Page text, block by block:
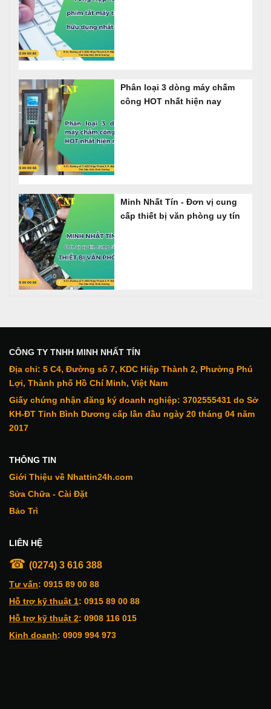
Phân loại 3 dòng máy chấm
công HOT nhất hiện nay
Minh Nhất Tín - Đơn vị cung
cấp thiết bị văn phòng uy tín
CÔNG TY TNHH MINH NHẤT TÍN
Địa chỉ: 5 C4, Đường số 7, KDC Hiệp Thành 2, Phường Phú
Lợi, Thành phố Hồ Chí Minh, Việt Nam
Giấy chứng nhận đăng ký doanh nghiệp: 3702555431 do Sở
KH-ĐT Tỉnh Bình Dương cấp lần đầu ngày 20 tháng 04 năm
2017
THÔNG TIN
Giới Thiệu về Nhattin24h.com
Sửa Chữa - Cài Đặt
Bảo Trì
LIÊN HỆ
☎ (0274) 3 616 388
Tư vấn: 0915 89 00 88
Hỗ trợ kỹ thuật 1: 0915 89 00 88
Hỗ trợ kỹ thuật 2: 0908 116 015
Kinh doanh: 0909 994 973